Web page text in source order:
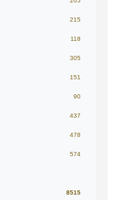
215
118
305
151
90
437
478
574
8515